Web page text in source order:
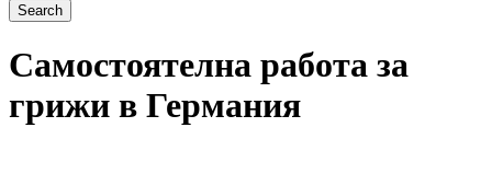
Search
Самостоятелна работа за
грижи в Германия